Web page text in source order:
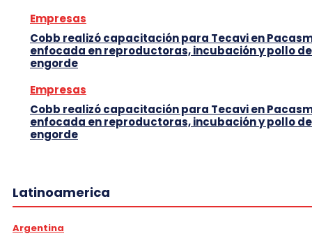
Empresas
Cobb realizó capacitación para Tecavi en
enfocada en reproductoras, incubación y pollo de
engorde
Empresas
Cobb realizó capacitación para Tecavi en
enfocada en reproductoras, incubación y pollo de
engorde
Latinoamerica
Argentina